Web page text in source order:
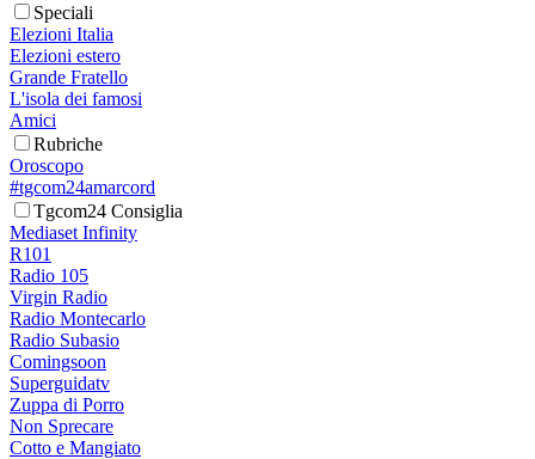
Speciali
Elezioni Italia
Elezioni estero
Grande Fratello
L'isola dei famosi
Amici
Rubriche
Oroscopo
#tgcom24amarcord
Tgcom24 Consiglia
Mediaset Infinity
R101
Radio 105
Virgin Radio
Radio Montecarlo
Radio Subasio
Comingsoon
Superguidatv
Zuppa di Porro
Non Sprecare
Cotto e Mangiato